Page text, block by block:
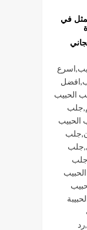
في
,اسرع
,افضل
الحبيب
,جلب
الحبيب
,جلب
,جلب
جلب
,رد